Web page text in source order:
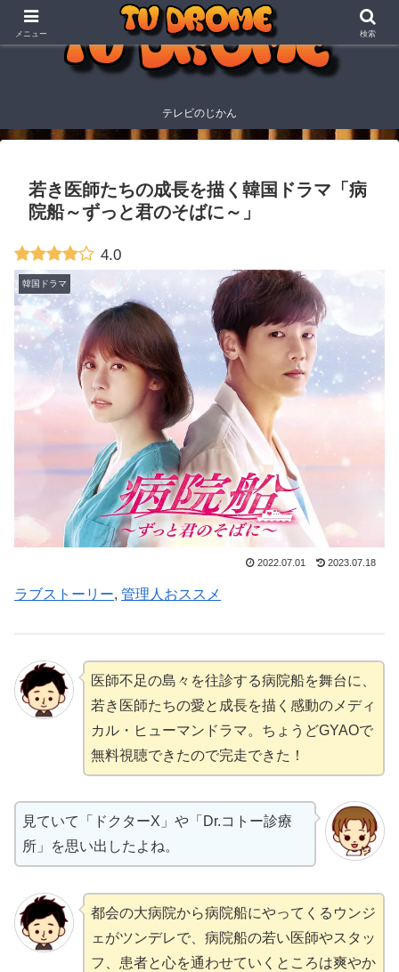
テレビのじかん
若き医師たちの成長を描く韓国ドラマ「病
院船～ずっと君のそばに～」
4.0
韓国ドラマ
2022.07.01 2023.07.18
ラブストーリー, 管理人おススメ
医師不足の島々を往診する病院船を舞台に、
若き医師たちの愛と成長を描く感動のメディ
カル・ヒューマンドラマ。ちょうどGYAOで
無料視聴できたので完走できた！
見ていて「ドクターX」や「Dr.コトー診療
所」を思い出したよね。
都会の大病院から病院船にやってくるウンジ
ェがツンデレで、病院船の若い医師やスタッ
フ、患者と心を通わせていくところは爽やか
メニュー 検索